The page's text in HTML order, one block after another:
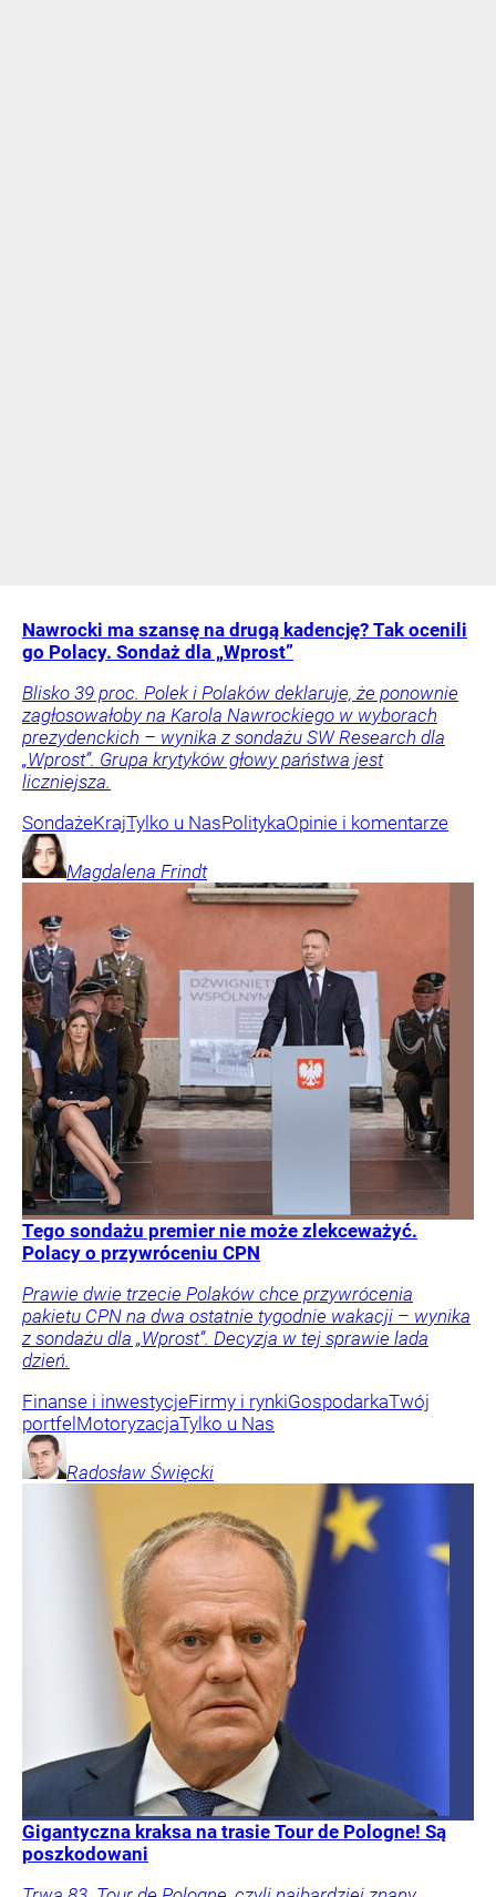
Nawrocki ma szansę na drugą kadencję? Tak ocenili
go Polacy. Sondaż dla „Wprost”
Blisko 39 proc. Polek i Polaków deklaruje, że ponownie
zagłosowałoby na Karola Nawrockiego w wyborach
prezydenckich – wynika z sondażu SW Research dla
„Wprost”. Grupa krytyków głowy państwa jest
liczniejsza.
SondażeKrajTylko u NasPolitykaOpinie i komentarze
Magdalena Frindt
Tego sondażu premier nie może zlekceważyć.
Polacy o przywróceniu CPN
Prawie dwie trzecie Polaków chce przywrócenia
pakietu CPN na dwa ostatnie tygodnie wakacji – wynika
z sondażu dla „Wprost”. Decyzja w tej sprawie lada
dzień.
Finanse i inwestycjeFirmy i rynkiGospodarkaTwój
portfel MotoryzacjaTylko u Nas
Radosław Święcki
Gigantyczna kraksa na trasie Tour de Pologne! Są
poszkodowani